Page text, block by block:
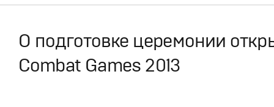
О подготовке церемонии
Combat Games 2013